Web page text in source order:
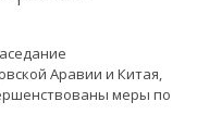
Аравии и Китая,
меры по